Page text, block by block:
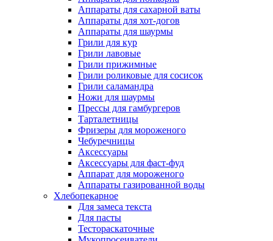
Аппараты для сахарной ваты
Аппараты для хот-догов
Аппараты для шаурмы
Грили для кур
Грили лавовые
Грили прижимные
Грили роликовые для сосисок
Грили саламандра
Ножи для шаурмы
Прессы для гамбургеров
Тарталетницы
Фризеры для мороженого
Чебуречницы
Аксессуары
Аксессуары для фаст-фуд
Аппарат для мороженого
Аппараты газированной воды
Хлебопекарное
Для замеса текста
Для пасты
Тестораскаточные